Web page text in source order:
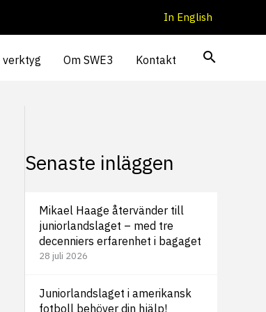
In English
verktyg Om SWE3 Kontakt
Senaste inläggen
Mikael Haage återvänder till
juniorlandslaget – med tre
decenniers erfarenhet i bagaget
28 juli 2026
Juniorlandslaget i amerikansk
fotboll behöver din hjälp!